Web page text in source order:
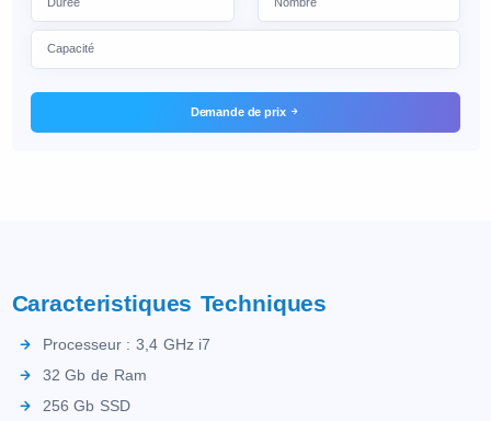
Demande de prix
Caracteristiques Techniques
Processeur : 3,4 GHz i7
32 Gb de Ram
256 Gb SSD